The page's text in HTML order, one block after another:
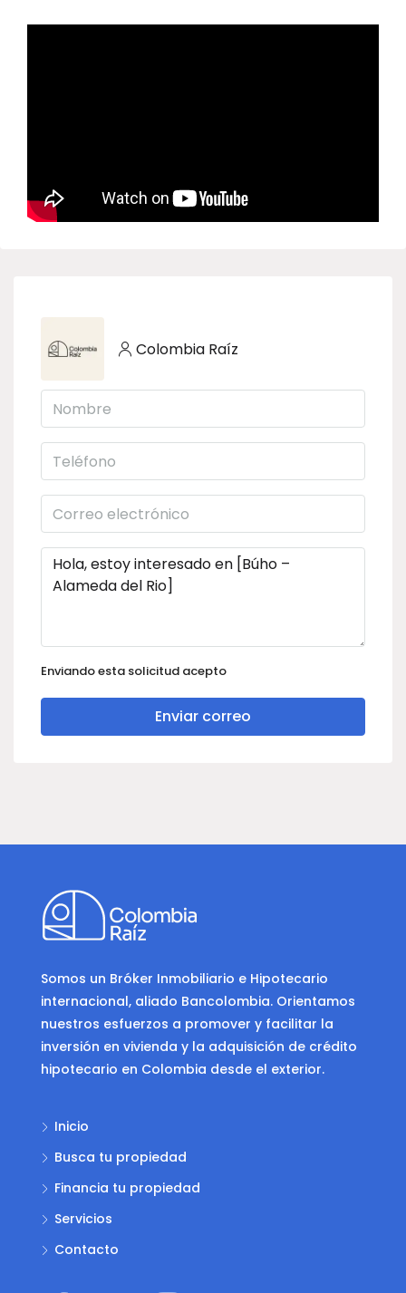
Colombia Raíz
Enviando esta solicitud acepto
Enviar correo
Somos un Bróker Inmobiliario e Hipotecario
internacional, aliado Bancolombia. Orientamos
nuestros esfuerzos a promover y facilitar la
inversión en vivienda y la adquisición de crédito
hipotecario en Colombia desde el exterior.
Inicio
Busca tu propiedad
Financia tu propiedad
Servicios
Contacto